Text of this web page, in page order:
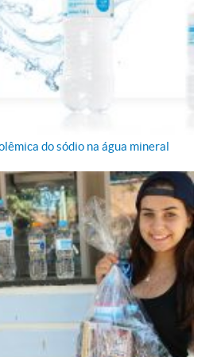
Suicídio
Suicídio
Suicídio
Suicídio
do sódio na água mineral